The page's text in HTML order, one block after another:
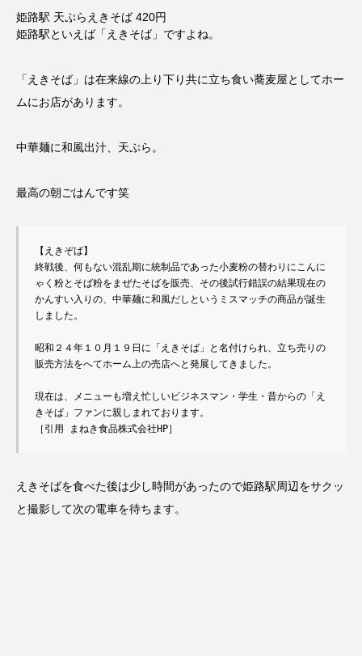
姫路駅 天ぷらえきそば 420円
姫路駅といえば「えきそば」ですよね。
「えきそば」は在来線の上り下り共に立ち食い蕎麦屋としてホー
ムにお店があります。
中華麺に和風出汁、天ぷら。
最高の朝ごはんです笑
【えきぞば】
終戦後、何もない混乱期に統制品であった小麦粉の替わりにこんに
ゃく粉とそば粉をまぜたそばを販売、その後試行錯誤の結果現在の
かんすい入りの、中華麺に和風だしというミスマッチの商品が誕生
しました。
昭和２４年１０月１９日に「えきそば」と名付けられ、立ち売りの
販売方法をへてホーム上の売店へと発展してきました。
現在は、メニューも増え忙しいビジネスマン・学生・昔からの「え
きそば」ファンに親しまれております。
［引用 まねき食品株式会社HP］
えきそばを食べた後は少し時間があったので姫路駅周辺をサクッ
と撮影して次の電車を待ちます。